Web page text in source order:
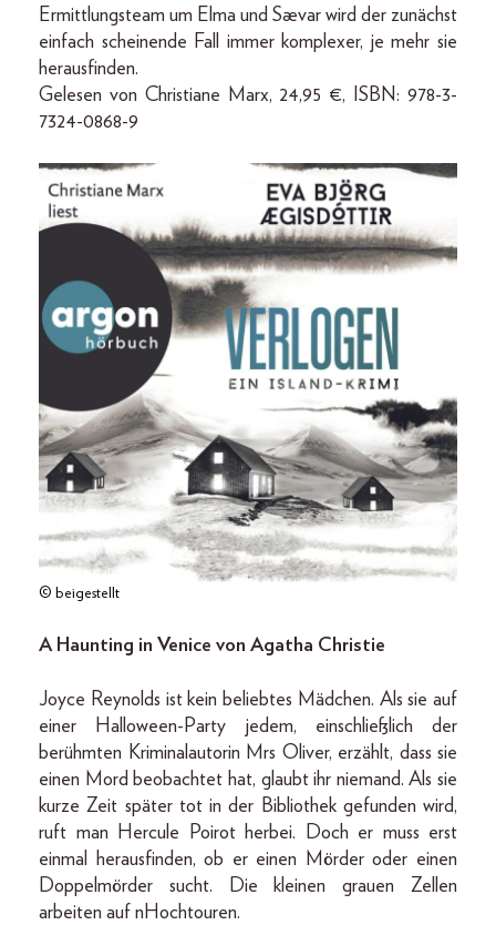
Ermittlungsteam um Elma und Sævar wird der zunächst
einfach scheinende Fall immer komplexer, je mehr sie
herausfinden.
Gelesen von Christiane Marx, 24,95 €, ISBN: 978-3-
7324-0868-9
© beigestellt
A Haunting in Venice von Agatha Christie
Joyce Reynolds ist kein beliebtes Mädchen. Als sie auf
einer Halloween-Party jedem, einschließlich der
berühmten Kriminalautorin Mrs Oliver, erzählt, dass sie
einen Mord beobachtet hat, glaubt ihr niemand. Als sie
kurze Zeit später tot in der Bibliothek gefunden wird,
ruft man Hercule Poirot herbei. Doch er muss erst
einmal herausfinden, ob er einen Mörder oder einen
Doppelmörder sucht. Die kleinen grauen Zellen
arbeiten auf nHochtouren.